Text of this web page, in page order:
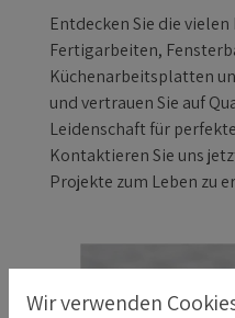
Entdecken Sie die
Fertigarbeiten,
Küchenarbeitsplatten
und vertrauen Sie auf
Leidenschaft für
Kontaktieren Sie uns
Projekte zum Leben zu
Wir verwenden